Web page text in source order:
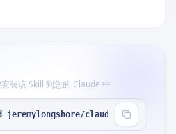
装该 Skill 到您的 Claude 中
jeremylongshore/claude-code-